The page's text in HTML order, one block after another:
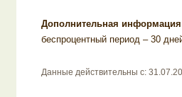
Дополнительная
беспроцентный период – 30
Данные действительны c: